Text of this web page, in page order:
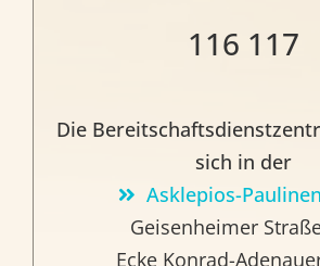
116 117
Die
sich in der
Asklepios-
Geisenheimer
Ecke Konrad-